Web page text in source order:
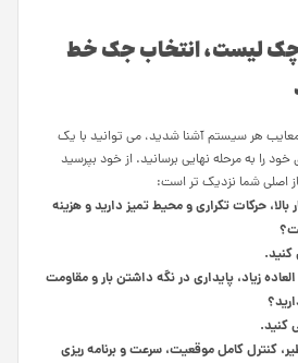
چک لیست، انتخاب جک خط
معایب هر سیستم آشنا شدید، می توانید با یک
را به مرحله نهایی برسانید. از خود بپرسید
اصلی شما نزدیک تر است:
بالا، حرکات تکراری و محیط تمیز دارید و هزینه
کنید.
زیاد، پایداری در نگه داشتن بار و مقاومت
کنید.
کنترل کامل موقعیت، سرعت و برنامه ریزی